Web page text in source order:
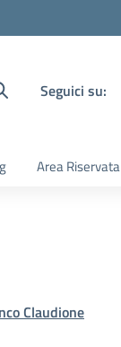
Seguici su:
Area Riservata
Claudione